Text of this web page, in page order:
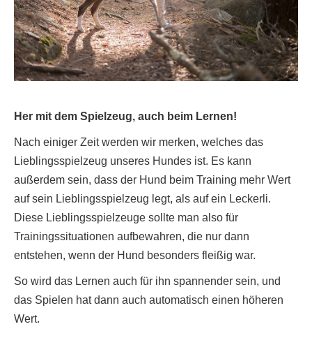
Her mit dem Spielzeug, auch beim Lernen!
Nach einiger Zeit werden wir merken, welches das
Lieblingsspielzeug unseres Hundes ist. Es kann
außerdem sein, dass der Hund beim Training mehr Wert
auf sein Lieblingsspielzeug legt, als auf ein Leckerli.
Diese Lieblingsspielzeuge sollte man also für
Trainingssituationen aufbewahren, die nur dann
entstehen, wenn der Hund besonders fleißig war.
So wird das Lernen auch für ihn spannender sein, und
das Spielen hat dann auch automatisch einen höheren
Wert.